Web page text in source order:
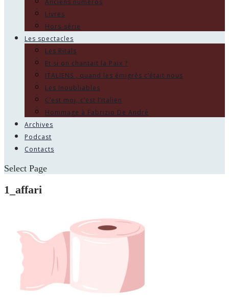
Livres
Hors-série
Les spectacles
Les Ritals
Et si on chantait la Paix ?
ITALIENS , quand les émigrés c’était nous
Les Inoubliables
C’est moi, c’est l’italien
Hommage à Fabrizio De André
Archives
Podcast
Contacts
Select Page
1_affari